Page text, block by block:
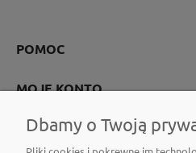
POMOC
MOJE KONTO
PŁATNOŚCI I DOSTAWA
Dbamy o Twoją